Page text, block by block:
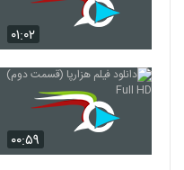
۰۱:۰۲
۰۰:۵۹